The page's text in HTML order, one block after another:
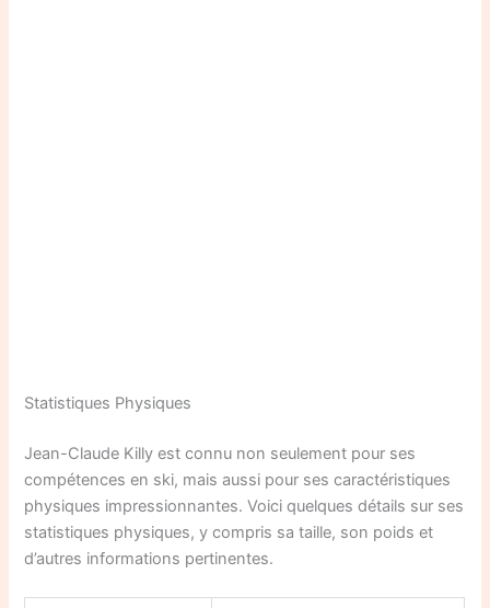
Statistiques Physiques
Jean-Claude Killy est connu non seulement pour ses
compétences en ski, mais aussi pour ses caractéristiques
physiques impressionnantes. Voici quelques détails sur ses
statistiques physiques, y compris sa taille, son poids et
d’autres informations pertinentes.